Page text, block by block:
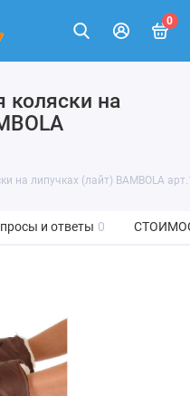
0
на
на липучках (лайт) BAMBOLA
и ответы 0